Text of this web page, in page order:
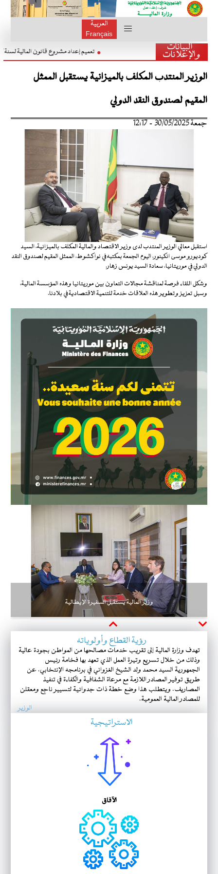
العربية
Français
البيانات
والإعلانات تعميم إعداد مشروع قانون المالية
الوزير المنتدب المكلف بالميزانية يستقبل الممثل
المقيم لصندوق النقد الدولي
جمعة 30/05/2025 - 12:17
استقبل معالي الوزير المنتدب لدى وزير الاقتصاد والمالية المكلف بالميزانية، السيد
كوديورو موسى انكينور، اليوم الجمعة بمكتبه في نواكشوط، الممثل المقيم لصندوق النقد
الدولي في موريتانيا، سعادة السيد يونس زهار.
وشكل اللقاء فرصة لمناقشة مجالات التعاون بين موريتانيا وهذه المؤسسة المالية،
وسبل تعزيز وتطوير هذه العلاقات خدمة للتنمية الاقتصادية في بلادنا.
وزير المالية يستقبل السفيرة الإيطالية
رؤية القطاع وأولوياته
تهدف وزارة المالية إلى تقريب خدمات مصالحها من المواطن بجودة عالية
وذلك من خلال تسريع وتيرة العمل الذي تعهد بها فخامة رئيس
الجمهورية السيد محمد ولد الشيخ الغزواني في برنامجه الإنتخابي. عن
طريق توفير المصادر اللازمة مع مرعاة الشفافية والكفاءة في تنفيذ
المصاريف. ويتطلب هذا وضع خطة ذات جدوائية لتسيير ناجع ومعقلن
للمصادر المالية العمومية.
الوزير
الاستراتيجية
الآفاق